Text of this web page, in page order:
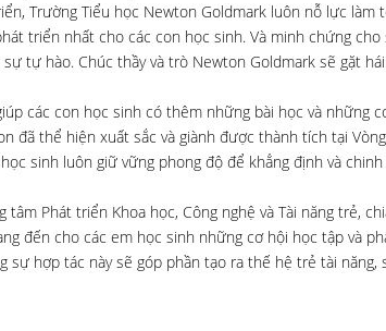
Trường Tiểu học Newton Goldmark luôn nỗ lực
triển nhất cho các con học sinh. Và minh chứng
tự hào. Chúc thầy và trò Newton Goldmark sẽ gặt
các con học sinh có thêm những bài học và những
đã thể hiện xuất sắc và giành được thành tích tại
sinh luôn giữ vững phong độ để khẳng định và
tâm Phát triển Khoa học, Công nghệ và Tài năng trẻ,
đến cho các em học sinh những cơ hội học tập và
sự hợp tác này sẽ góp phần tạo ra thế hệ trẻ tài